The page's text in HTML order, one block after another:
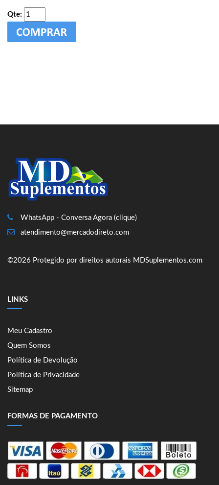
Qte:
WhatsApp - Conversa Agora (clique)
atendimento@mercadodireto.com
©2026 Protegido por direitos autorais MDSuplementos.com
LINKS
Meu Cadastro
Quem Somos
Política de Devolução
Política de Privacidade
Sitemap
FORMAS DE PAGAMENTO